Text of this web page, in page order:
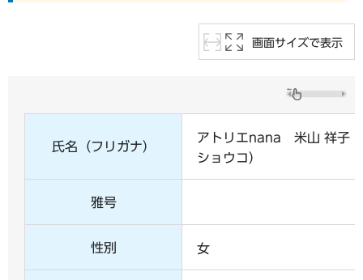
画面サイズで表示
氏名（フリガナ）
アトリエnana 米山 祥子
ショウコ）
雅号
性別 女